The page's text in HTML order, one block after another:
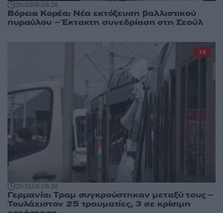
20:3306.08.26
Βόρεια Κορέα: Νέα εκτόξευση βαλλιστικού
πυραύλου – Έκτακτη συνεδρίαση στη Σεούλ
20:3106.08.26
Γερμανία: Tραμ συγκρούστηκαν μεταξύ τους –
Τουλάχιστον 25 τραυματίες, 3 σε κρίσιμη
14